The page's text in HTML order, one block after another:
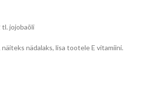
tl. jojobaõli
nädalaks, lisa tootele E vitamiini.